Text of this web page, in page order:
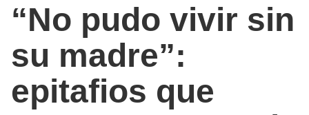
“No pudo vivir sin
su madre”:
epitafios que